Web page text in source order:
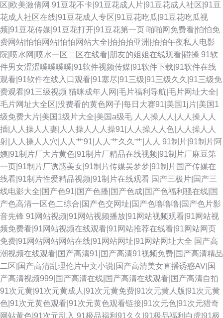
区|欧美激倩网 91豆花不卡|91豆花成人片|91豆花成人社区|91豆
花成人社区在线|91豆花成人专区|91豆花吃瓜|91豆花吃瓜视
频|91豆花传媒|91豆花打开|91豆花第一页 啪啪网免费看|怕怕免
费网站|怕怕网站|怕怕网站大全|拍拍拍亚洲|拍拍午夜私人电影
院|喷水网|喷水一区二区在线看|朋友的姐姐在线观看|碰操 91软
件男女涩涩噗噗噗噗|91软件视频传媒|91软件下载|91软件在线
观看|91软件在线入口观看|91塞尽|91三级|91三级久久|91三级免
费观看|91三级视频 猫咪成年人网|毛片福利导航|毛片网址大全|
毛片网址大全区|没费看的黄色网子|每日大赛91|美国1j片|美国1
级免费大片|美国1级片大全|美国a级毛 人人操人人|人人操人人
插|人人操人人妻|人人操人人人操91|人人操人人色|人人操人人
射|人人操人人穴|人人艹91|人人艹久久艹|人人 91制片|91制片阿
姨|91制片厂大片黄色|91制片厂精品在线视频|91制片厂麻豆第
一页|91制片厂诱惑美女|91制片传媒吴梦梦|91制片国产传媒在
线看|91制片性爱精品视频|91制片在线观看 国产三极片|国产三
线电影大全|国产色91|国产色播|国产色成|国产色福利骚在线|国
产色高清一区色二综合|国产色交网址|国产色噜噜噜|国产色片影
音先锋 91网站视频|91网站视频播放|91网站视频观看|91网站视
频免费看|91网站视频在线观看|91网站推荐在线看|91网站网页
免费|91网站网站网站在线|91网站网址|91网站网址大全 国产高
潮视频在线观看|国产高清91|国产高清91视频免费|国产高清精品
二区|国产高清乱理伦片中文小说|国产高清美女直播诱惑AV|国
产高清视频999|国产高清在线|国产高清在线观看|国产高清自拍
91次元黄|91次元黄成人|91次元黄免费|91次元黄人版|91次元黄
色|91次元黄色观看|91次元黄色观看链接|91次元色|91次元猎奇
网站黄色|91次元乱入 91极品福利91久久|91极品福利白虎|91极